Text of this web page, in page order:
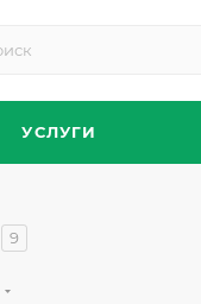
УСЛУГИ
9